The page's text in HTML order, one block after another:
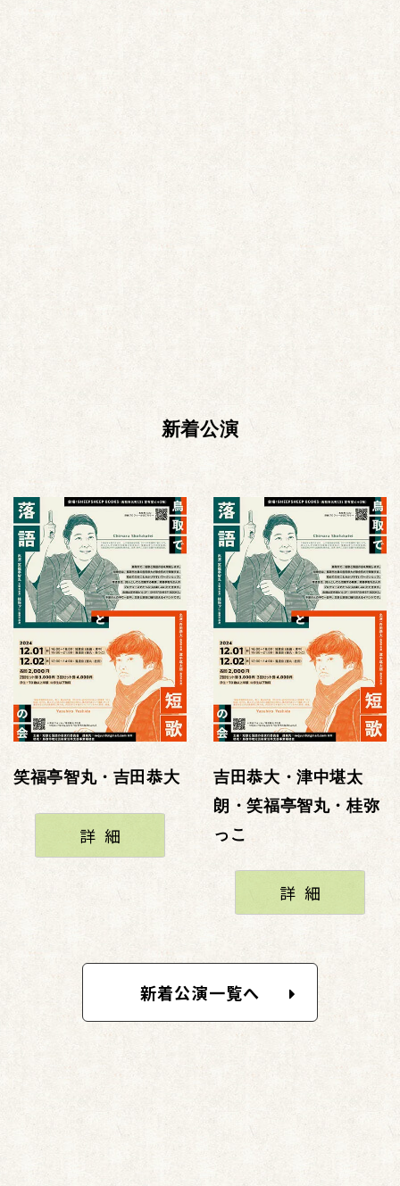
新着公演
笑福亭智丸・吉田恭大
詳細
吉田恭大・津中堪太
朗・笑福亭智丸・桂弥
っこ
詳細
新着公演一覧へ